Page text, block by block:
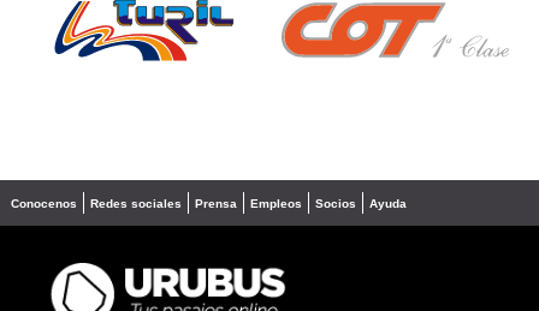
Conocenos Redes sociales Prensa Empleos Socios Ayuda